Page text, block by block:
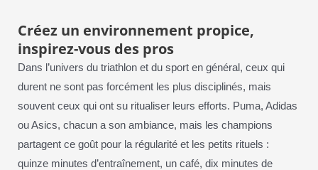
Créez un environnement propice,
inspirez-vous des pros
Dans l’univers du triathlon et du sport en général, ceux qui
durent ne sont pas forcément les plus disciplinés, mais
souvent ceux qui ont su ritualiser leurs efforts. Puma, Adidas
ou Asics, chacun a son ambiance, mais les champions
partagent ce goût pour la régularité et les petits rituels :
quinze minutes d’entraînement, un café, dix minutes de